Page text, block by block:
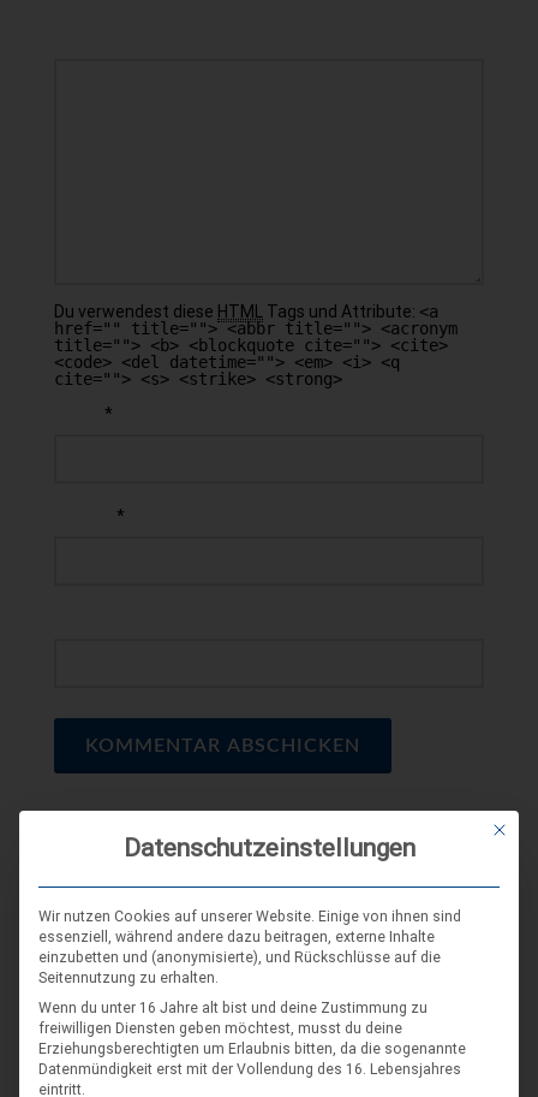
Du verwendest diese HTML Tags und Attribute: <a
href="" title=""> <abbr title=""> <acronym
title=""> <b> <blockquote cite=""> <cite>
<code> <del datetime=""> <em> <i> <q
cite=""> <s> <strike> <strong>
*
*
Mit
Datenschutzeinstellungen
Wir nutzen Cookies auf unserer Website. Einige von ihnen sind
essenziell, während andere dazu beitragen, externe Inhalte
einzubetten und (anonymisierte), und Rückschlüsse auf die
Seitennutzung zu erhalten.
Wenn du unter 16 Jahre alt bist und deine Zustimmung zu
freiwilligen Diensten geben möchtest, musst du deine
Erziehungsberechtigten um Erlaubnis bitten, da die sogenannte
Datenmündigkeit erst mit der Vollendung des 16. Lebensjahres
eintritt.